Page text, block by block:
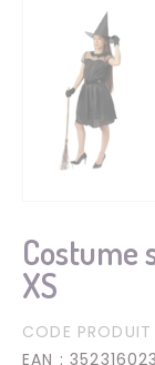
Costume
XS
CODE PRODUIT
EAN :